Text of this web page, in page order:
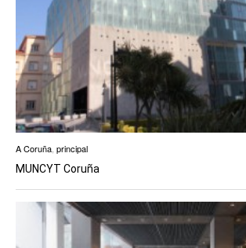
A Coruña principal
MUNCYT Coruña